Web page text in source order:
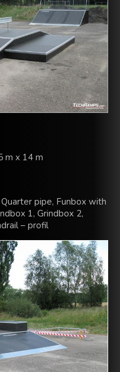
m x 14 m
pipe, Funbox with
1, Grindbox 2,
– profil